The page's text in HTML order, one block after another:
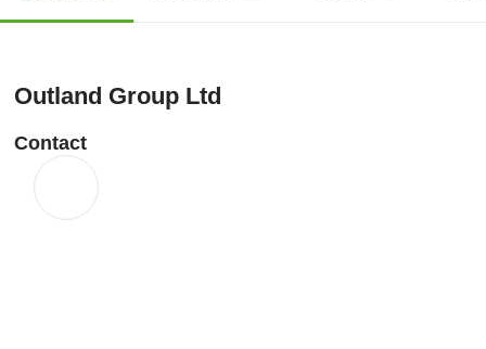
Outland Group Ltd
Contact